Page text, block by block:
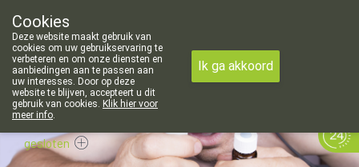
011/340400
gesloten
Cookies
Deze website maakt gebruik van
cookies om uw gebruikservaring te
verbeteren en om onze diensten en
aanbiedingen aan te passen aan
uw interesses. Door op deze
website te blijven, accepteert u dit
gebruik van cookies. Klik hier voor
meer info.
Ik ga akkoord